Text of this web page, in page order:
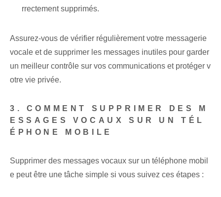
rrectement supprimés.
Assurez-vous de vérifier régulièrement votre messagerie
vocale et de supprimer les messages inutiles pour garder
un meilleur contrôle sur vos communications et protéger v
otre vie privée.
3. COMMENT SUPPRIMER DES M
ESSAGES VOCAUX SUR UN TÉL
ÉPHONE MOBILE
Supprimer des messages vocaux sur un téléphone mobil
e peut être une tâche simple si vous suivez ces étapes :